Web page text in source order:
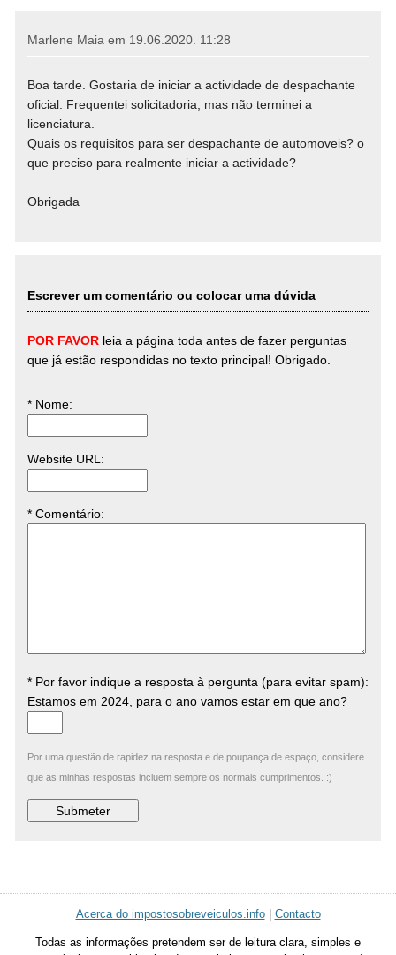
Marlene Maia em 19.06.2020. 11:28
Boa tarde. Gostaria de iniciar a actividade de despachante
oficial. Frequentei solicitadoria, mas não terminei a
licenciatura.
Quais os requisitos para ser despachante de automoveis? o
que preciso para realmente iniciar a actividade?
Obrigada
Escrever um comentário ou colocar uma dúvida
POR FAVORleia a página toda antes de fazer perguntas
que já estão respondidas no texto principal! Obrigado.
* Nome:
Website URL:
* Comentário:
* Por favor indique a resposta à pergunta (para evitar spam):
Estamos em 2024, para o ano vamos estar em que ano?
Por uma questão de rapidez na resposta e de poupança de espaço, considere
que as minhas respostas incluem sempre os normais cumprimentos. :)
Acerca do impostosobreveiculos.info| Contacto
Todas as informações pretendem ser de leitura clara, simples e